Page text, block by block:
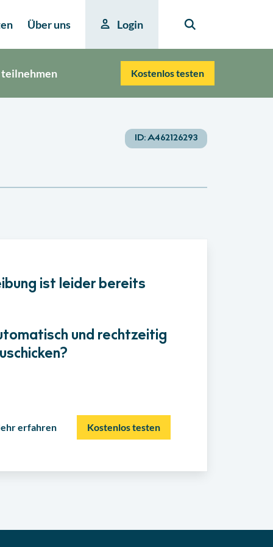
Über uns Login
teilnehmen Kostenlos testen
ID:A462126293
ist leider bereits
und rechtzeitig
erfahren Kostenlos testen